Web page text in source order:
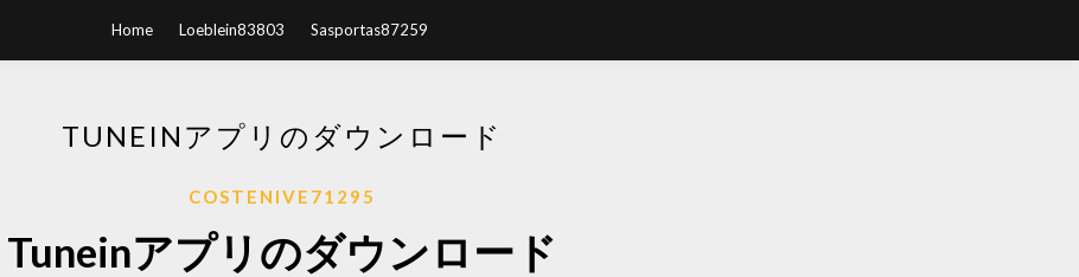
Home Loeblein83803 Sasportas87259
TUNEINアプリのダウンロード
COSTENIVE71295
Tuneinアプリのダウンロード